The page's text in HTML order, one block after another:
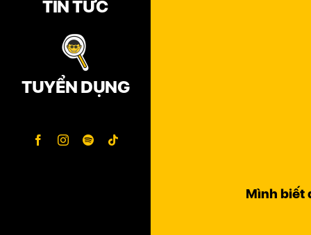
TIN TỨC
TUYỂN DỤNG
FacebookInstagram
SpotifyTiktok
Mình biết